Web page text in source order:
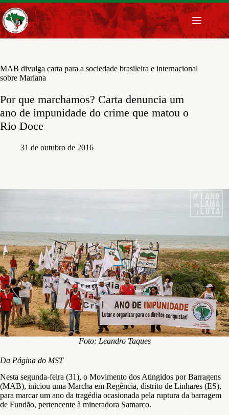
Pular
para
o
conteúdo
MAB divulga carta para a sociedade brasileira e internacional
sobre Mariana
Por que marchamos? Carta denuncia um
ano de impunidade do crime que matou o
Rio Doce
31 de outubro de 2016
Foto: Leandro Taques
Da Página do MST
Nesta segunda-feira (31), o Movimento dos Atingidos por Barragens
(MAB), iniciou uma Marcha em Regência, distrito de Linhares (ES),
para marcar um ano da tragédia ocasionada pela ruptura da barragem
de Fundão, pertencente à mineradora Samarco.